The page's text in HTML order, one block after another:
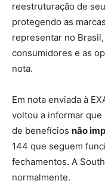
reestruturação de
protegendo as
representar no
consumidores e as
nota.
Em nota enviada à
voltou a informar
de benefícios não
144 que seguem
fechamentos. A
normalmente.